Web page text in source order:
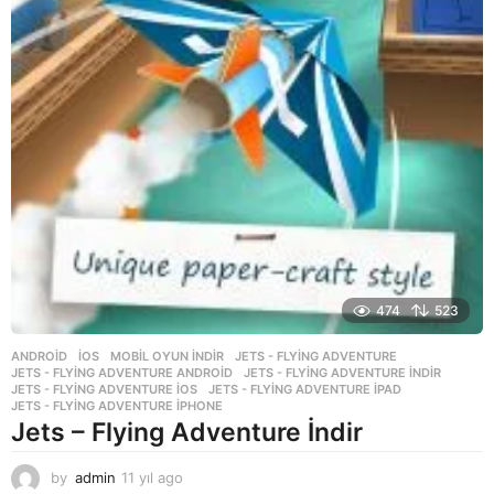
474 523
ANDROID ,İOS ,MOBIL OYUN INDIR JETS - FLYING ADVENTURE
JETS - FLYING ADVENTURE ANDROID
,JETS - FLYING ADVENTURE INDIR
JETS - FLYING ADVENTURE IOS
,JETS - FLYING ADVENTURE IPAD
JETS - FLYING ADVENTURE IPHONE
Jets – Flying Adventure İndir
by admin 11 yıl ago